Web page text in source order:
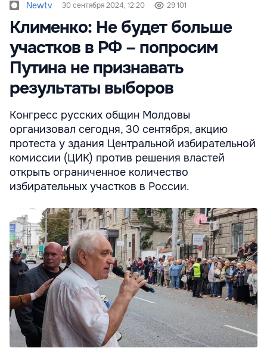
Newtv 30 сентября 2024, 12:20 29 101
Клименко: Не будет больше
участков в РФ – попросим
Путина не признавать
результаты выборов
Конгресс русских общин Молдовы
организовал сегодня, 30 сентября, акцию
протеста у здания Центральной избирательной
комиссии (ЦИК) против решения властей
открыть ограниченное количество
избирательных участков в России.